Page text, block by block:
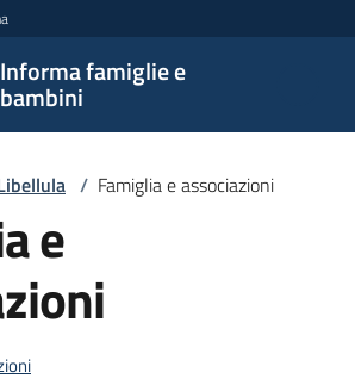
Informa famiglie e
bambini
/ Famiglia e associazioni
e